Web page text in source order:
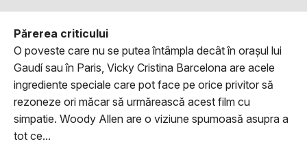
Părerea criticului
O poveste care nu se putea întâmpla decât în oraşul lui
Gaudí sau în Paris, Vicky Cristina Barcelona are acele
ingrediente speciale care pot face pe orice privitor să
rezoneze ori măcar să urmărească acest film cu
simpatie. Woody Allen are o viziune spumoasă asupra a
tot ce...